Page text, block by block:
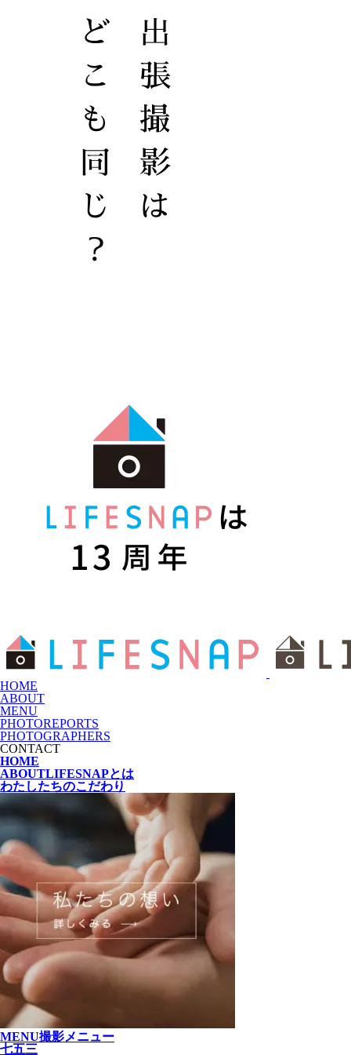
HOME
ABOUT
MENU
PHOTOREPORTS
PHOTOGRAPHERS
CONTACT
HOME
ABOUTLIFESNAPとは
わたしたちのこだわり
MENU撮影メニュー
七五三